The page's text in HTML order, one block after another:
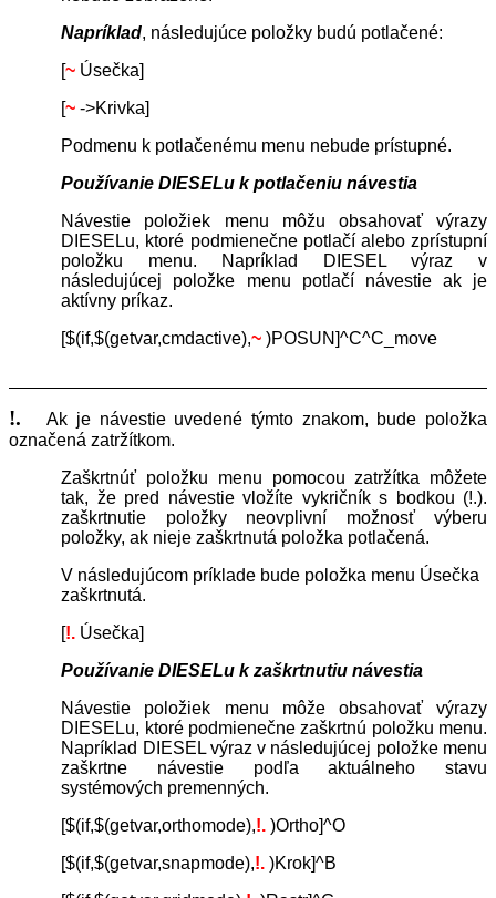
Napríklad, následujúce položky budú potlačené:
[~ Úsečka]
[~ ->Krivka]
Podmenu k potlačenému menu nebude prístupné.
Používanie DIESELu k potlačeniu návestia
Návestie položiek menu môžu obsahovať výrazy
DIESELu, ktoré podmienečne potlačí alebo zprístupní
položku menu. Napríklad DIESEL výraz v
následujúcej položke menu potlačí návestie ak je
aktívny príkaz.
[$(if,$(getvar,cmdactive),~ )POSUN]^C^C_move
!.
Ak je návestie uvedené týmto znakom, bude položka
označená zatržítkom.
Zaškrtnúť položku menu pomocou zatržítka môžete
tak, že pred návestie vložíte vykričník s bodkou (!.).
zaškrtnutie položky neovplivní možnosť výberu
položky, ak nieje zaškrtnutá položka potlačená.
V následujúcom príklade bude položka menu Úsečka
zaškrtnutá.
[!. Úsečka]
Používanie DIESELu k zaškrtnutiu návestia
Návestie položiek menu môže obsahovať výrazy
DIESELu, ktoré podmienečne zaškrtnú položku menu.
Napríklad DIESEL výraz v následujúcej položke menu
zaškrtne návestie podľa aktuálneho stavu
systémových premenných.
[$(if,$(getvar,orthomode),!. )Ortho]^O
[$(if,$(getvar,snapmode),!. )Krok]^B